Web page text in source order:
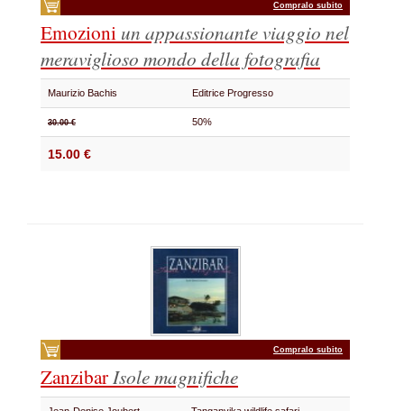
Compralo subito
Emozioni un appassionante viaggio nel
meraviglioso mondo della fotografia
Maurizio Bachis Editrice Progresso
30.00 € 50%
15.00 €
Compralo subito
ZanzibarIsole magnifiche